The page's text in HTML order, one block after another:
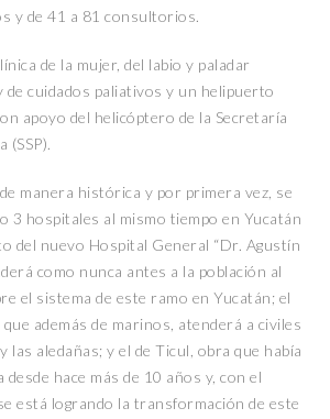
y de 41 a 81 consultorios.
de la mujer, del labio y paladar
de cuidados paliativos y un helipuerto
apoyo del helicóptero de la Secretaría
(SSP).
manera histórica y por primera vez, se
3 hospitales al mismo tiempo en Yucatán
del nuevo Hospital General “Dr. Agustín
como nunca antes a la población al
el sistema de este ramo en Yucatán; el
además de marinos, atenderá a civiles
las aledañas; y el de Ticul, obra que había
hace más de 10 años y, con el
está logrando la transformación de este